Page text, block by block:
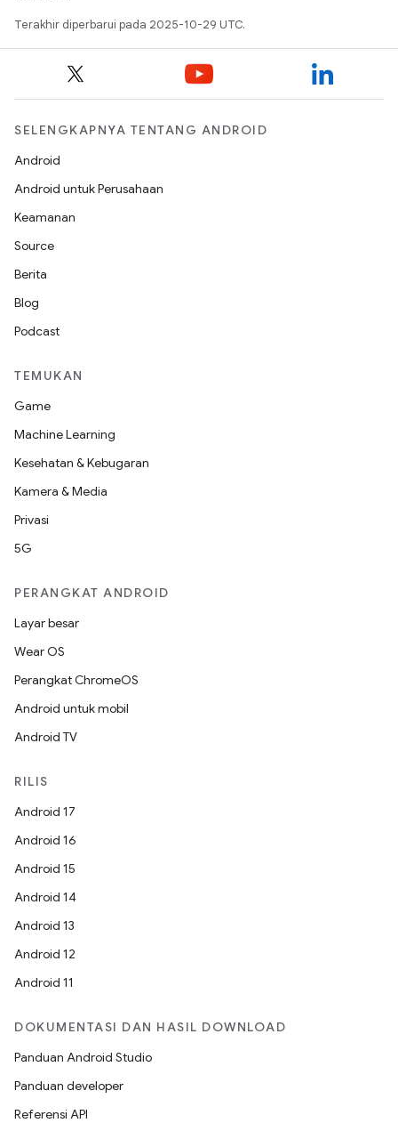
Terakhir diperbarui pada 2025-10-29 UTC.
SELENGKAPNYA TENTANG ANDROID
Android
Android untuk Perusahaan
Keamanan
Source
Berita
Blog
Podcast
TEMUKAN
Game
Machine Learning
Kesehatan & Kebugaran
Kamera & Media
Privasi
5G
PERANGKAT ANDROID
Layar besar
Wear OS
Perangkat ChromeOS
Android untuk mobil
Android TV
RILIS
Android 17
Android 16
Android 15
Android 14
Android 13
Android 12
Android 11
DOKUMENTASI DAN HASIL DOWNLOAD
Panduan Android Studio
Panduan developer
Referensi API